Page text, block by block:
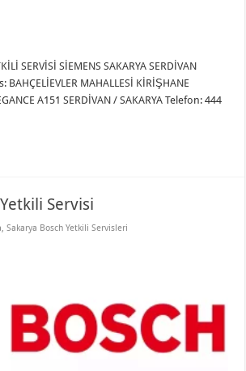
SERVİSİ SİEMENS SAKARYA SERDİVAN
BAHÇELİEVLER MAHALLESİ KİRİŞHANE
A151 SERDİVAN / SAKARYA Telefon: 444
Servisi
,Sakarya Bosch Yetkili Servisleri